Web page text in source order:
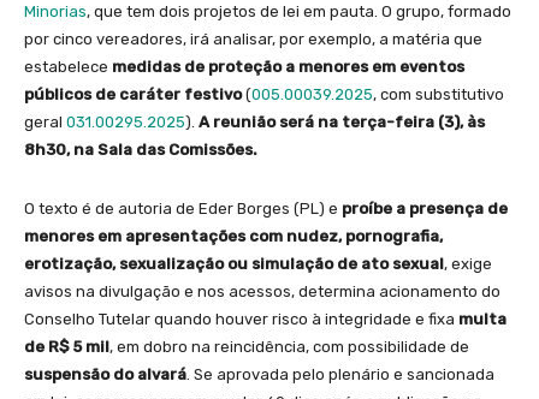
Minorias, que tem dois projetos de lei em pauta. O grupo, formado
por cinco vereadores, irá analisar, por exemplo, a matéria que
estabelece medidas de proteção a menores em eventos
públicos de caráter festivo(005.00039.2025, com substitutivo
geral 031.00295.2025). A reunião será na terça-feira (3), às
8h30, na Sala das Comissões.
O texto é de autoria de Eder Borges (PL) e proíbe a presença de
menores em apresentações com nudez, pornografia,
erotização, sexualização ou simulação de ato sexual, exige
avisos na divulgação e nos acessos, determina acionamento do
Conselho Tutelar quando houver risco à integridade e fixa multa
de R$ 5 mil, em dobro na reincidência, com possibilidade de
suspensão do alvará. Se aprovada pelo plenário e sancionada